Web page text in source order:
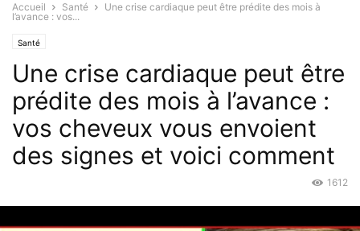
Accueil Santé
Une crise cardiaque peut être prédite des mois à
l’avance : vos...
Santé
Une crise cardiaque peut être
prédite des mois à l’avance :
vos cheveux vous envoient
des signes et voici comment
1612